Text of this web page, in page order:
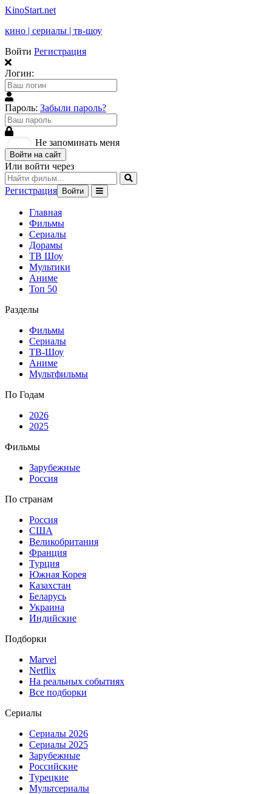
KinoStart.net
кино | сериалы | тв-шоу
Войти Регистрация
Логин:
Пароль: Забыли пароль?
Не запоминать меня
Войти на сайт
Или войти через
Регистрация Войти
Главная
Фильмы
Сериалы
Дорамы
ТВ Шоу
Мультики
Аниме
Топ 50
Разделы
Фильмы
Сериалы
ТВ-Шоу
Аниме
Мультфильмы
По Годам
2026
2025
Фильмы
Зарубежные
Россия
По странам
Россия
США
Великобритания
Франция
Турция
Южная Корея
Казахстан
Беларусь
Украина
Индийские
Подборки
Marvel
Netflix
На реальных событиях
Все подборки
Сериалы
Сериалы 2026
Сериалы 2025
Зарубежные
Российские
Турецкие
Мультсериалы